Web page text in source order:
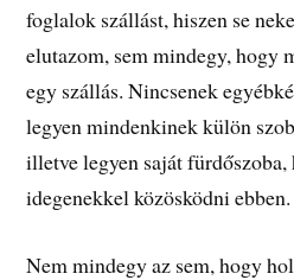
foglalok szállást, hiszen se
elutazom, sem mindegy, hogy
egy szállás. Nincsenek
legyen mindenkinek külön
illetve legyen saját
idegenekkel közösködni ebben.
Nem mindegy az sem, hogy